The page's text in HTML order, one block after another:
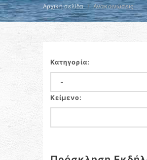
Αρχική σελίδα Ανακοινώσεις
Κατηγορία:
Κείμενο: